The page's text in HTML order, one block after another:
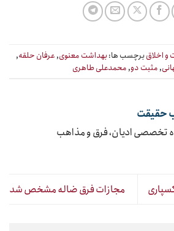
و اخلاقبرچسب ها:بهداشت معنوی, عرفان حلقه,
, مثبت دو, محمدعلی طاهری
حقیقت
تخصصی ادیان، فرق و مذاهب
مجازات فرق ضاله مشخص شد